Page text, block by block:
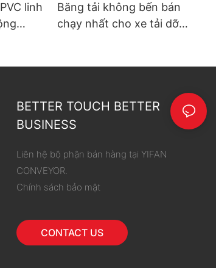
linh
Băng tải không bến bán
chạy nhất cho xe tải dỡ
BETTER TOUCH BETTER
BUSINESS
Liên hệ bộ phận bán hàng tại YIFAN
CONVEYOR.
Chính sách bảo mật
CONTACT US